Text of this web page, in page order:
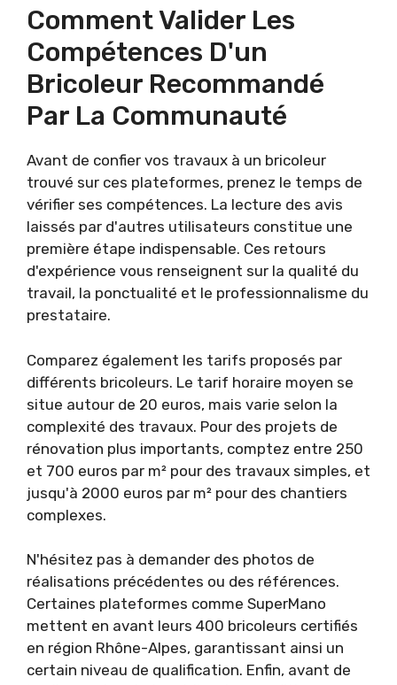
Comment Valider Les
Compétences D'un
Bricoleur Recommandé
Par La Communauté
Avant de confier vos travaux à un bricoleur
trouvé sur ces plateformes, prenez le temps de
vérifier ses compétences. La lecture des avis
laissés par d'autres utilisateurs constitue une
première étape indispensable. Ces retours
d'expérience vous renseignent sur la qualité du
travail, la ponctualité et le professionnalisme du
prestataire.
Comparez également les tarifs proposés par
différents bricoleurs. Le tarif horaire moyen se
situe autour de 20 euros, mais varie selon la
complexité des travaux. Pour des projets de
rénovation plus importants, comptez entre 250
et 700 euros par m² pour des travaux simples, et
jusqu'à 2000 euros par m² pour des chantiers
complexes.
N'hésitez pas à demander des photos de
réalisations précédentes ou des références.
Certaines plateformes comme SuperMano
mettent en avant leurs 400 bricoleurs certifiés
en région Rhône-Alpes, garantissant ainsi un
certain niveau de qualification. Enfin, avant de